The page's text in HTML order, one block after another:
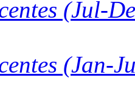
(Jul-
(Jan-